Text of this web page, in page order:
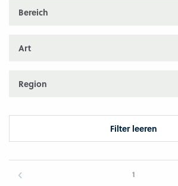
Bereich
Art
Region
Filter leeren
1